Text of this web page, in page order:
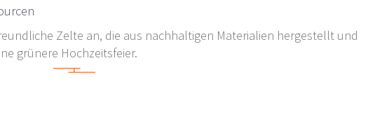
Zelte an, die aus nachhaltigen Materialien hergestellt und
grünere Hochzeitsfeier.